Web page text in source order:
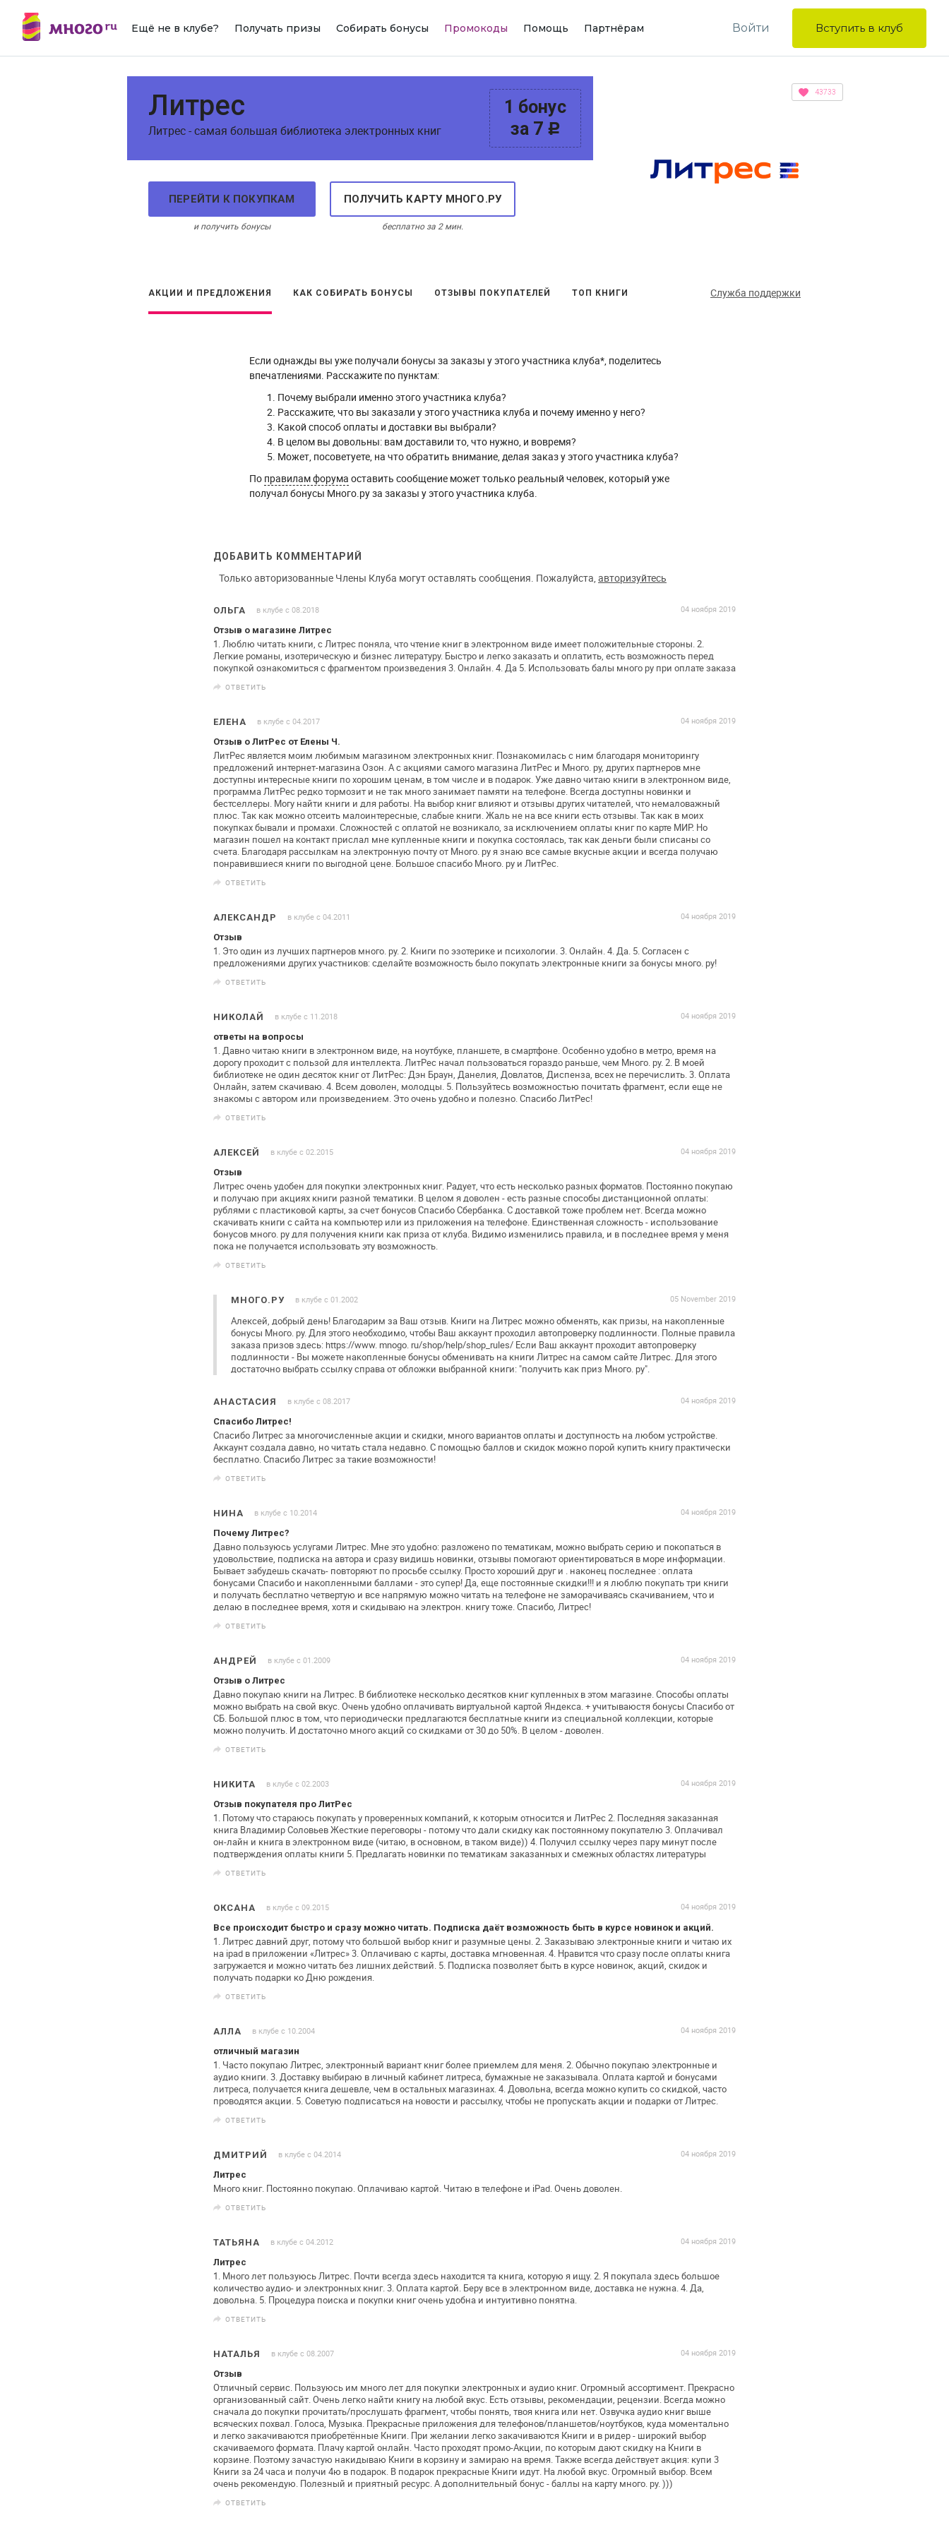
Ещё не в клубе? Получать призы Собирать бонусы Промокоды Помощь Партнёрам Войти Вступить в клуб
1 бонус
за 7 c
Литрес
Литрес - самая большая библиотека электронных книг
ПЕРЕЙТИ К ПОКУПКАМ
и получить бонусы
ПОЛУЧИТЬ КАРТУ МНОГО.РУ
бесплатно за 2 мин.
43733
АКЦИИ И ПРЕДЛОЖЕНИЯ КАК СОБИРАТЬ БОНУСЫ ОТЗЫВЫ ПОКУПАТЕЛЕЙ ТОП КНИГИ Служба поддержки
Если однажды вы уже получали бонусы за заказы у этого участника клуба*, поделитесь
впечатлениями. Расскажите по пунктам:
Почему выбрали именно этого участника клуба?
Расскажите, что вы заказали у этого участника клуба и почему именно у него?
Какой способ оплаты и доставки вы выбрали?
В целом вы довольны: вам доставили то, что нужно, и вовремя?
Может, посоветуете, на что обратить внимание, делая заказ у этого участника клуба?
По правилам форума оставить сообщение может только реальный человек, который уже
получал бонусы Много.ру за заказы у этого участника клуба.
ДОБАВИТЬ КОММЕНТАРИЙ
Только авторизованные Члены Клуба могут оставлять сообщения. Пожалуйста, авторизуйтесь
ОЛЬГА в клубе с 08.2018
04 ноября 2019
Отзыв о магазине Литрес
1. Люблю читать книги, с Литрес поняла, что чтение книг вэлектронном виде имеет положительные стороны. 2.
Легкие романы, изотерическую и бизнес литературу. Быстро и легкозаказать и оплатить, есть возможность перед
покупкой ознакомиться с фрагментом произведения 3. Онлайн. 4. Да 5. Использовать балы много ру при оплате заказа
ОТВЕТИТЬ
ЕЛЕНА в клубе с 04.2017
04 ноября 2019
Отзыв о ЛитРес от Елены Ч.
ЛитРес является моим любимым магазином электронных книг. Познакомилась с ним благодаря мониторингу
предложений интернет-магазина Озон. А с акциями самого магазина ЛитРес и Много. ру, других партнеров мне
доступны интересные книги по хорошим ценам, в том числе и в подарок. Уже давно читаю книги в электронном виде,
программа ЛитРес редко тормозит и не так много занимает памяти на телефоне. Всегда доступны новинки и
бестселлеры. Могу найти книги и для работы. На выбор книг влияют и отзывы других читателей, что немаловажный
плюс. Так как можно отсеить малоинтересные, слабые книги. Жаль не на все книги есть отзывы. Так как в моих
покупках бывали и промахи. Сложностей с оплатой не возникало, за исключением оплаты книг по карте МИР. Но
магазин пошел на контакт прислал мне купленные книги и покупка состоялась, так как деньги были списаны со
счета. Благодаря рассылкам на электронную почту от Много. ру я знаю все самые вкусные акции и всегда получаю
понравившиеся книги по выгодной цене. Большое спасибо Много. ру и ЛитРес.
ОТВЕТИТЬ
АЛЕКСАНДР в клубе с 04.2011
04 ноября 2019
Отзыв
1. Это один из лучших партнеров много. ру. 2. Книги поэзотерике и психологии. 3. Онлайн. 4. Да. 5. Согласен с
предложениями других участников: сделайте возможность было покупать электронные книги за бонусы много. ру!
ОТВЕТИТЬ
НИКОЛАЙ в клубе с 11.2018
04 ноября 2019
ответы на вопросы
1. Давно читаю книги в электронном виде, на ноутбуке, планшете, в смартфоне. Особенно удобно в метро, время на
дорогу проходит с пользой для интеллекта. ЛитРес начал пользоваться гораздо раньше, чем Много. ру.2. В моей
библиотеке не один десяток книг от ЛитРес: Дэн Браун, Данелия, Довлатов, Диспенза, всех не перечислить.3. Оплата
Онлайн, затем скачиваю.4. Всем доволен, молодцы. 5. Пользуйтесь возможностью почитать фрагмент, если еще не
знакомы с автором или произведением. Это очень удобно и полезно. Спасибо ЛитРес!
ОТВЕТИТЬ
АЛЕКСЕЙ в клубе с 02.2015
04 ноября 2019
Отзыв
Литрес очень удобен для покупки электронных книг. Радует, что есть несколько разных форматов. Постоянно покупаю
и получаю при акциях книги разной тематики. В целом я доволен - есть разные способы дистанционной оплаты:
рублями с пластиковой карты, за счет бонусов Спасибо Сбербанка. Сдоставкой тоже проблем нет. Всегда можно
скачивать книги ссайта на компьютер или из приложения на телефоне. Единственная сложность - использование
бонусов много. ру для получения книги как приза от клуба. Видимо изменились правила, и в последнее время у меня
пока не получается использовать эту возможность.
ОТВЕТИТЬ
МНОГО.РУ в клубе с 01.2002 05 November 2019
Алексей, добрый день! Благодарим за Ваш отзыв. Книги на Литрес можно обменять, как призы, на накопленные
бонусы Много. ру. Для этого необходимо, чтобы Ваш аккаунт проходил автопроверку подлинности. Полные правила
заказа призов здесь: https://www. mnogo. ru/shop/help/shop_rules/ Если Ваш аккаунт проходит автопроверку
подлинности - Вы можете накопленные бонусы обменивать на книги Литрес насамом сайте Литрес. Для этого
достаточно выбрать ссылкусправа от обложки выбранной книги: "получить как приз Много. ру".
АНАСТАСИЯ в клубе с 08.2017
04 ноября 2019
Спасибо Литрес!
Спасибо Литрес за многочисленные акции и скидки, много вариантов оплаты и доступность на любом устройстве.
Аккаунтсоздала давно, но читать стала недавно. С помощью баллов и скидок можно порой купить книгу практически
бесплатно.Спасибо Литрес за такие возможности!
ОТВЕТИТЬ
НИНА в клубе с 10.2014
04 ноября 2019
Почему Литрес?
Давно пользуюсь услугами Литрес. Мне это удобно: разложено по тематикам, можно выбрать серию и покопаться в
удовольствие, подписка на автора и сразу видишь новинки, отзывы помогают ориентироваться в море информации.
Бываетзабудешь скачать- повторяют по просьбе ссылку. Простохороший друг и . наконец последнее : оплата
бонусами Спасибо и накопленными баллами - это супер! Да, еще постоянныескидки!!! и я люблю покупать три книги
и получать бесплатночетвертую и все напрямую можно читать на телефоне незаморачиваясь скачиванием, что и
делаю в последнее время, хотя и скидываю на электрон. книгу тоже. Спасибо, Литрес!
ОТВЕТИТЬ
АНДРЕЙ в клубе с 01.2009
04 ноября 2019
Отзыв о Литрес
Давно покупаю книги на Литрес. В библиотеке несколько десятков книг купленных в этом магазине.Способы оплаты
можно выбрать на свой вкус. Очень удобнооплачивать виртуальной картой Яндекса. + учитываюстя бонусы Спасибо от
СБ. Большой плюс в том, что периодически предлагаютсябесплатные книги из специальной коллекции, которые
можно получить. И достаточно много акций со скидками от 30 до 50%. В целом - доволен.
ОТВЕТИТЬ
НИКИТА в клубе с 02.2003
04 ноября 2019
Отзыв покупателя про ЛитРес
1. Потому что стараюсь покупать у проверенных компаний, к которым относится и ЛитРес2. Последняя заказанная
книга Владимир Соловьев Жесткие переговоры - потому что дали скидку как постоянному покупателю 3. Оплачивал
он-лайн и книга в электронном виде (читаю, восновном, в таком виде)) 4. Получил ссылку через пару минут после
подтвержденияоплаты книги 5. Предлагать новинки по тематикам заказанных и смежныхобластях литературы
ОТВЕТИТЬ
ОКСАНА в клубе с 09.2015
04 ноября 2019
Все происходит быстро и сразу можно читать. Подписка даёт возможность быть в курсе новинок и акций.
1. Литрес давний друг, потому что большой выбор книг и разумные цены.2. Заказываю электронные книги и читаю их
на ipad в приложении «Литрес»3. Оплачиваю с карты, доставка мгновенная.4. Нравится что сразу после оплаты книга
загружается и можночитать без лишних действий. 5. Подписка позволяет быть в курсе новинок, акций, скидок и
получать подарки ко Дню рождения.
ОТВЕТИТЬ
АЛЛА в клубе с 10.2004
04 ноября 2019
отличный магазин
1. Часто покупаю Литрес, электронный вариант книг более приемлем для меня. 2. Обычно покупаю электронные и
аудио книги. 3. Доставку выбираю в личный кабинет литреса, бумажные не заказывала. Оплата картой и бонусами
литреса, получается книга дешевле, чем в остальных магазинах. 4.Довольна, всегда можно купить со скидкой, часто
проводятсяакции. 5. Советую подписаться на новости и рассылку, чтобы не пропускать акции и подарки от Литрес.
ОТВЕТИТЬ
ДМИТРИЙ в клубе с 04.2014
04 ноября 2019
Литрес
Много книг. Постоянно покупаю.Оплачиваю картой. Читаю в телефоне и iPad.Очень доволен.
ОТВЕТИТЬ
ТАТЬЯНА в клубе с 04.2012
04 ноября 2019
Литрес
1. Много лет пользуюсь Литрес. Почти всегда здесь находитсята книга, которую я ищу.2. Я покупала здесь большое
количество аудио- и электронных книг.3. Оплата картой. Беру все в электронном виде, доставка не нужна.4. Да,
довольна. 5. Процедура поиска и покупки книг очень удобна и интуитивно понятна.
ОТВЕТИТЬ
НАТАЛЬЯ в клубе с 08.2007
04 ноября 2019
Отзыв
Отличный сервис. Пользуюсь им много лет для покупки электронных и аудио книг. Огромный ассортимент. Прекрасно
организованный сайт. Очень легко найти книгу на любой вкус. Есть отзывы, рекомендации, рецензии. Всегда можно
сначала до покупки прочитать/прослушать фрагмент, чтобы понять, твоя книга или нет. Озвучка аудио книг выше
всяческих похвал. Голоса, Музыка. Прекрасные приложения длятелефонов/планшетов/ноутбуков, куда моментально
и легкозакачиваются приобретённые Книги. При желании легкозакачиваются Книги и в ридер - широкий выбор
скачиваемогоформата. Плачу картой онлайн. Часто проходят промо-Акции, по которым дают скидку на Книги в
корзине. Поэтому зачастую накидываю Книги в корзину и замираю на время.Также всегда действует акция: купи 3
Книги за 24 часа и получи 4ю в подарок. В подарок прекрасные Книги идут. Налюбой вкус. Огромный выбор. Всем
очень рекомендую. Полезный и приятный ресурс. Адополнительный бонус - баллы на карту много. ру. )))
ОТВЕТИТЬ